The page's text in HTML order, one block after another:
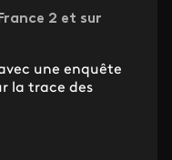
2 et sur
une enquête
la trace des